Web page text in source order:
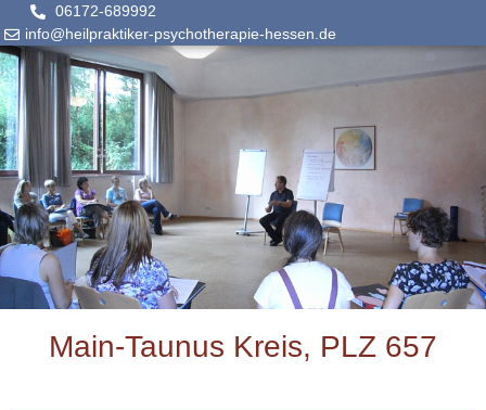
06172-689992
info@heilpraktiker-psychotherapie-hessen.de
Main-Taunus Kreis, PLZ 657